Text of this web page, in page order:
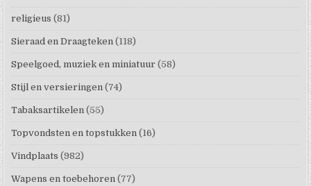
religieus (81)
Sieraad en Draagteken (118)
Speelgoed, muziek en miniatuur (58)
Stijl en versieringen (74)
Tabaksartikelen (55)
Topvondsten en topstukken (16)
Vindplaats (982)
Wapens en toebehoren (77)